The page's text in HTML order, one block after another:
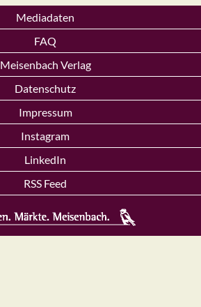
Mediadaten
FAQ
Meisenbach Verlag
Datenschutz
Impressum
Instagram
LinkedIn
RSS Feed